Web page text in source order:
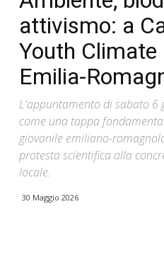
attivismo: a
Youth
Emilia-
L'appuntamento di sabato 6
come una tappa
giovanile emiliano-
protesta scientifica alla
locale.
30 Maggio 2026